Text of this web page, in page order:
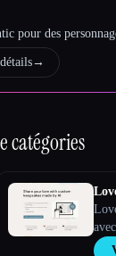
pour des
→
catégories